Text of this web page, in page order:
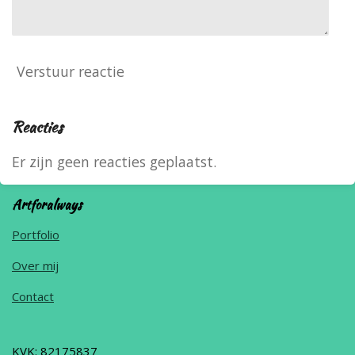
Verstuur reactie
Reacties
Er zijn geen reacties geplaatst.
Artforalways
Portfolio
Over mij
Contact
KVK: 82175837